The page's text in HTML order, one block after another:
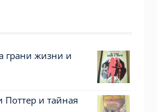
грани жизни и
Поттер и тайная